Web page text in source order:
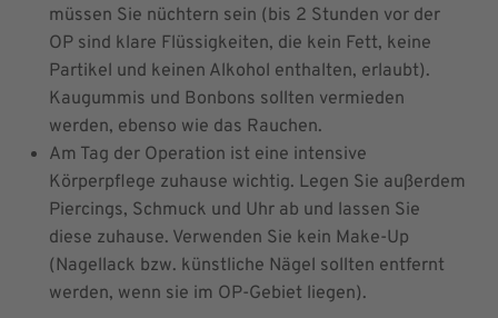
müssen Sie nüchtern sein (bis 2 Stunden vor der
OP sind klare Flüssigkeiten, die kein Fett, keine
Partikel und keinen Alkohol enthalten, erlaubt).
Kaugummis und Bonbons sollten vermieden
werden, ebenso wie das Rauchen.
Am Tag der Operation ist eine intensive
Körperpflege zuhause wichtig. Legen Sie außerdem
Piercings, Schmuck und Uhr ab und lassen Sie
diese zuhause. Verwenden Sie kein Make-Up
(Nagellack bzw. künstliche Nägel sollten entfernt
werden, wenn sie im OP-Gebiet liegen).